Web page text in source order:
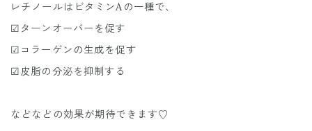
レチノールはビタミンAの一種で、
☑︎ターンオーバーを促す
☑︎コラーゲンの生成を促す
☑︎皮脂の分泌を抑制する
などなどの効果が期待できます♡